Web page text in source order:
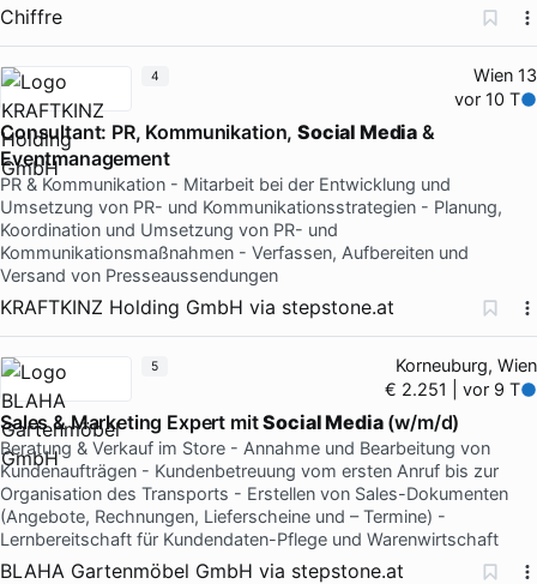
Chiffre
Wien 13
vor 10 T
Consultant: PR, Kommunikation,Social Media &
Eventmanagement
PR & Kommunikation - Mitarbeit bei der Entwicklung und
Umsetzung von PR- und Kommunikationsstrategien - Planung,
Koordination und Umsetzung von PR- und
Kommunikationsmaßnahmen - Verfassen, Aufbereiten und
Versand von Presseaussendungen
KRAFTKINZ Holding GmbH via stepstone.at
4
Korneuburg, Wien
€ 2.251 | vor 9 T
Sales & Marketing Expert mitSocial Media(w/m/d)
Beratung & Verkauf im Store - Annahme und Bearbeitung von
Kundenaufträgen - Kundenbetreuung vom ersten Anruf bis zur
Organisation des Transports - Erstellen von Sales-Dokumenten
(Angebote, Rechnungen, Lieferscheine und – Termine) -
Lernbereitschaft für Kundendaten-Pflege und Warenwirtschaft
BLAHA Gartenmöbel GmbH via stepstone.at
5